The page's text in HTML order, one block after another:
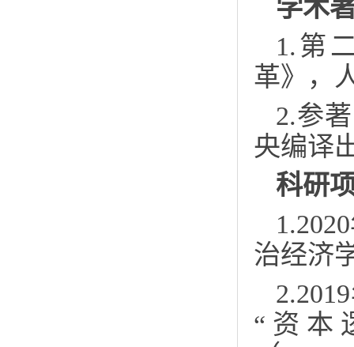
学术
1.第
革》，
2.参
央编译
科研
治经济
“资本